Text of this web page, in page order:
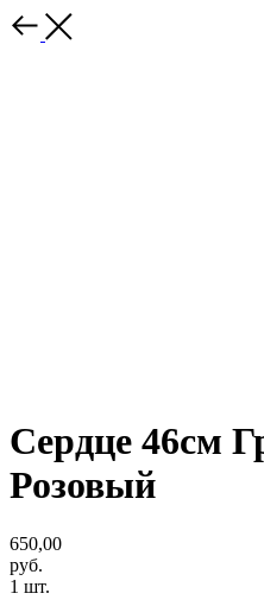
Сердце 46см
Розовый
650,00
руб.
1 шт.